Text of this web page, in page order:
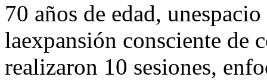
70 años de edad,
laexpansión consciente de
realizaron 10 sesiones,